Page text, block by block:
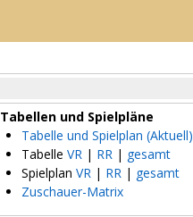
Tabellen und Spielpläne
Tabelle und Spielplan (Aktuell)
Tabelle VR | RR | gesamt
Spielplan VR | RR | gesamt
Zuschauer-Matrix